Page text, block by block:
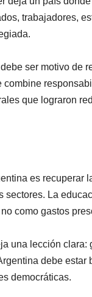
trabajadores,
ser motivo de
que lograron
es recuperar
sectores. La
como gastos
una lección
debe
democráticas.